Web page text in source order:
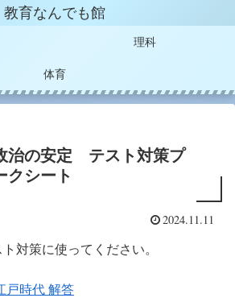
教育なんでも館
理科
体育
治の安定 テスト対策プ
シート
2024.11.11
対策に使ってください。
戸時代 解答